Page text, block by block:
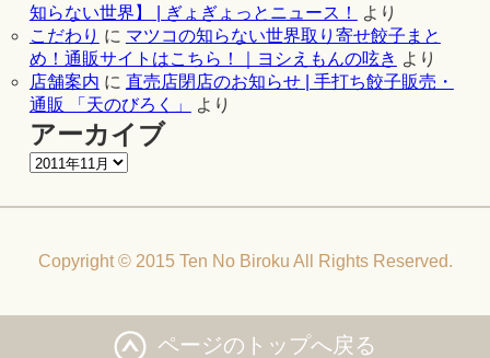
知らない世界】 | ぎょぎょっとニュース！
より
こだわり に マツコの知らない世界取り寄せ餃子まと
め！通販サイトはこちら！｜ヨシえもんの呟き より
店舗案内 に 直売店閉店のお知らせ | 手打ち餃子販売・
通販 「天のびろく」
より
アーカイブ
Copyright © 2015 Ten No Biroku All Rights Reserved.
ページのトップへ戻る